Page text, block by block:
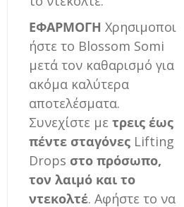
ΕΦΑΡΜΟΓΗ Χρησιμοποι
ήστε το Blossom Somi
μετά τον καθαρισμό για
ακόμα καλύτερα
αποτελέσματα.
Συνεχίστε με τρεις έως
πέντε σταγόνες Lifting
Drops στο πρόσωπο,
τον λαιμό και το
ντεκολτέ. Αφήστε το να